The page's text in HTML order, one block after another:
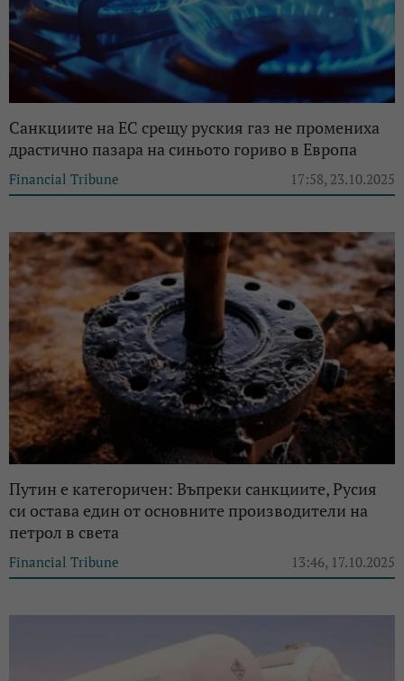
Санкциите на ЕС срещу руския газ не промениха
драстично пазара на синьото гориво в Европа
Financial Tribune 17:58, 23.10.2025
Путин е категоричен: Въпреки санкциите, Русия
си остава един от основните производители на
петрол в света
Financial Tribune 13:46, 17.10.2025